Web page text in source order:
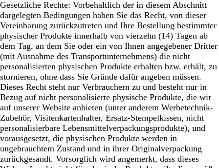
Gesetzliche Rechte: Vorbehaltlich der in diesem Abschnitt
dargelegten Bedingungen haben Sie das Recht, von dieser
Vereinbarung zurückzutreten und Ihre Bestellung bestimmter
physischer Produkte innerhalb von vierzehn (14) Tagen ab
dem Tag, an dem Sie oder ein von Ihnen angegebener Dritter
(mit Ausnahme des Transportunternehmens) die nicht
personalisierten physischen Produkte erhalten bzw. erhält, zu
stornieren, ohne dass Sie Gründe dafür angeben müssen.
Dieses Recht steht nur Verbrauchern zu und besteht nur in
Bezug auf nicht personalisierte physische Produkte, die wir
auf unserer Website anbieten (unter anderem Werbetechnik-
Zubehör, Visitenkartenhalter, Ersatz-Stempelkissen, nicht
personalisierbare Lebensmittelverpackungsprodukte), und
vorausgesetzt, die physischen Produkte werden in
ungebrauchtem Zustand und in ihrer Originalverpackung
zurückgesandt. Vorsorglich wird angemerkt, dass dieses